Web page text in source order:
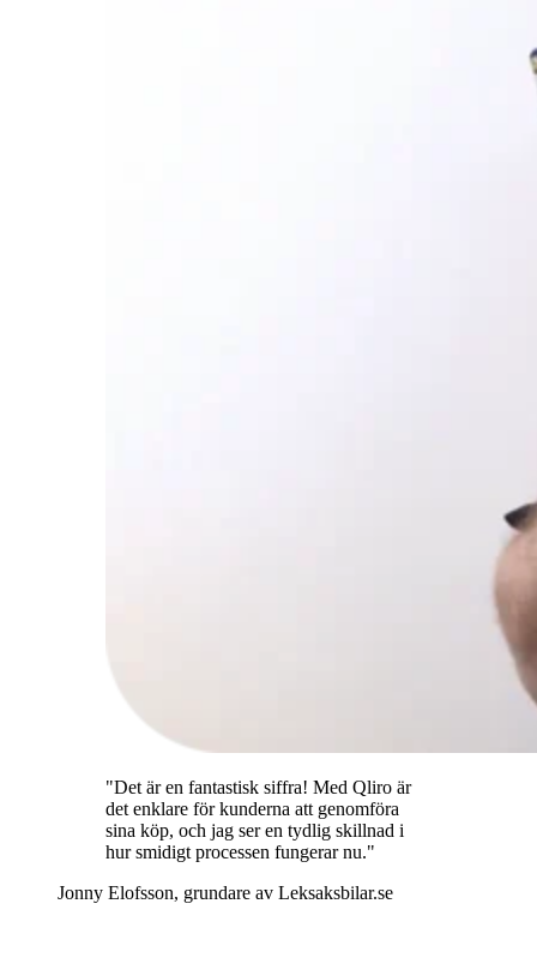
"Det är en fantastisk siffra! Med Qliro är
det enklare för kunderna att genomföra
sina köp, och jag ser en tydlig skillnad i
hur smidigt processen fungerar nu."
Jonny Elofsson, grundare av Leksaksbilar.se